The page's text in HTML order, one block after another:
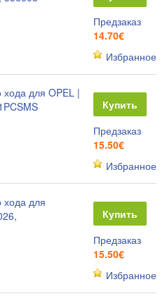
Предзаказ
14.70€
Избранное
хода для OPEL |
Купить
Предзаказ
15.50€
Избранное
хода для
Купить
Предзаказ
15.50€
Избранное